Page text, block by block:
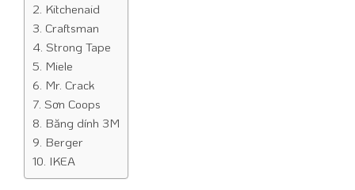
2. Kitchenaid
3. Craftsman
4. Strong Tape
5. Miele
6. Mr. Crack
7. Sơn Coops
8. Băng dính 3M
9. Berger
10. IKEA